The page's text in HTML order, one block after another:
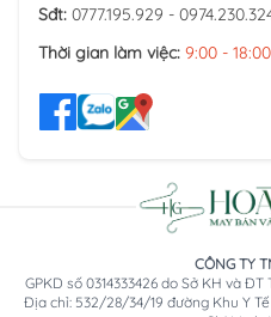
Sđt: 0777.195.929 -
Thời gian làm việc: 9:00 -
CÔNG TY
GPKD số 0314333426 do Sở KH và
Địa chỉ: 532/28/34/19 đường Khu Y